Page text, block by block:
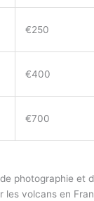
€250
€400
€700
photographie et
les volcans en